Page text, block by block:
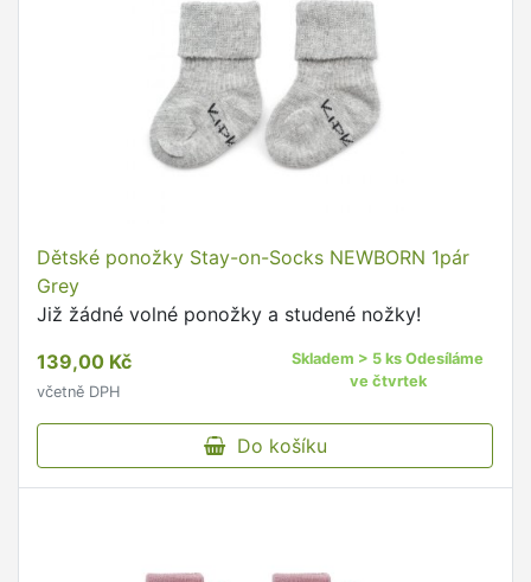
Dětské ponožky Stay-on-Socks NEWBORN 1pár
Grey
Již žádné volné ponožky a studené nožky!
139,00 Kč
včetně DPH
Skladem > 5 ks Odesíláme
ve čtvrtek
Do košíku